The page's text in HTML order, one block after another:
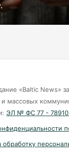
«Baltic News»
массовых
ЭЛ № ФС 77 - 78910
обработку